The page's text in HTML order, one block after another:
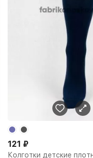
Колготки детские
121 ₽